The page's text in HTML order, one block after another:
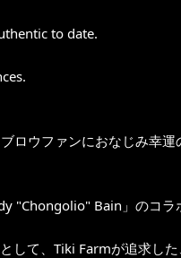
to date.
ロウファンにおなじみ幸
"Chongolio" Bain」のコラ
て、Tiki Farmが追求した